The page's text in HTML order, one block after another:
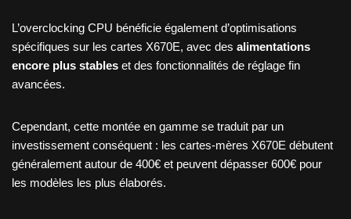
L’overclocking CPU bénéficie également d’optimisations
spécifiques sur les cartes X670E, avec des alimentations
encore plus stables et des fonctionnalités de réglage fin
avancées.
Cependant, cette montée en gamme se traduit par un
investissement conséquent : les cartes-mères X670E débutent
généralement autour de 400€ et peuvent dépasser 600€ pour
les modèles les plus élaborés.